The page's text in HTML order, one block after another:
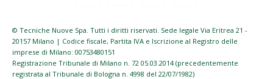
© Tecniche Nuove Spa. Tutti i diritti riservati. Sede legale Via Eritrea 21 -
20157 Milano | Codice fiscale, Partita IVA e Iscrizione al Registro delle
imprese di Milano: 00753480151
Registrazione Tribunale di Milano n. 72 05.03.2014 (precedentemente
registrata al Tribunale di Bologna n. 4998 del 22/07/1982)